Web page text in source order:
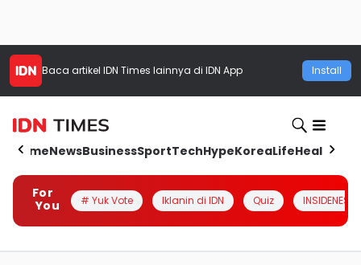
Baca artikel IDN Times lainnya di IDN App Install
HomeNewsBusinessSportTechHypeKoreaLifeHealth
For
You
# Yuk Vote Iklanin di IDN Quiz INSIDENESIA